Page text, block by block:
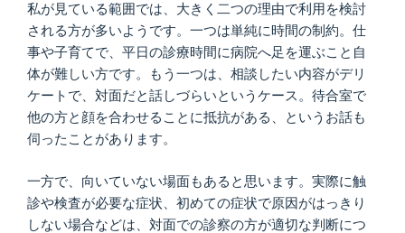
私が見ている範囲では、大きく二つの理由で利用を検討
される方が多いようです。一つは単純に時間の制約。仕
事や子育てで、平日の診療時間に病院へ足を運ぶこと自
体が難しい方です。もう一つは、相談したい内容がデリ
ケートで、対面だと話しづらいというケース。待合室で
他の方と顔を合わせることに抵抗がある、というお話も
伺ったことがあります。
一方で、向いていない場面もあると思います。実際に触
診や検査が必要な症状、初めての症状で原因がはっきり
しない場合などは、対面での診察の方が適切な判断につ